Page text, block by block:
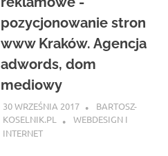
pozycjonowanie stron
www Kraków. Agencja
adwords, dom
mediowy
30 WRZEŚNIA 2017
BARTOSZ-
KOSELNIK.PL
WEBDESIGN I
INTERNET